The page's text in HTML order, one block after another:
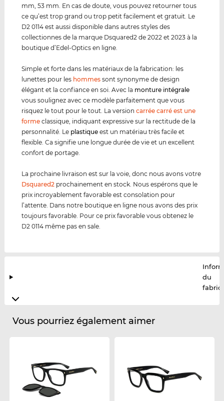
mm, 53 mm. En cas de doute, vous pouvez retourner tous
ce qu’est trop grand ou trop petit facilement et gratuit. Le
D2 0114 est aussi disponible dans autres styles des
collectionnes de la marque Dsquared2 de 2022 et 2023 à la
boutique d’Edel-Optics en ligne.
Simple et forte dans les matériaux de la fabrication: les
lunettes pour les hommes sont synonyme de design
élégant et la confiance en soi. Avec la monture intégrale
vous soulignez avec ce modèle parfaitement que vous
risquez le tout pour le tout. La versioncarrée carré est une
forme classique, indiquant expressive sur la rectitude de la
personnalité. Le plastique est un matériau très facile et
flexible. Ca signifie une longue durée de vie et un excellent
confort de portage.
La prochaine livraison est sur la voie, donc nous avons votre
Dsquared2 prochainement en stock. Nous espérons que le
prix incroyablement favorable est consolation pour
l’attente. Dans notre boutique en ligne nous avons des prix
toujours favorable. Pour ce prix favorable vous obtenez le
D2 0114 même pas en sale.
du
Vous pourriez également aimer